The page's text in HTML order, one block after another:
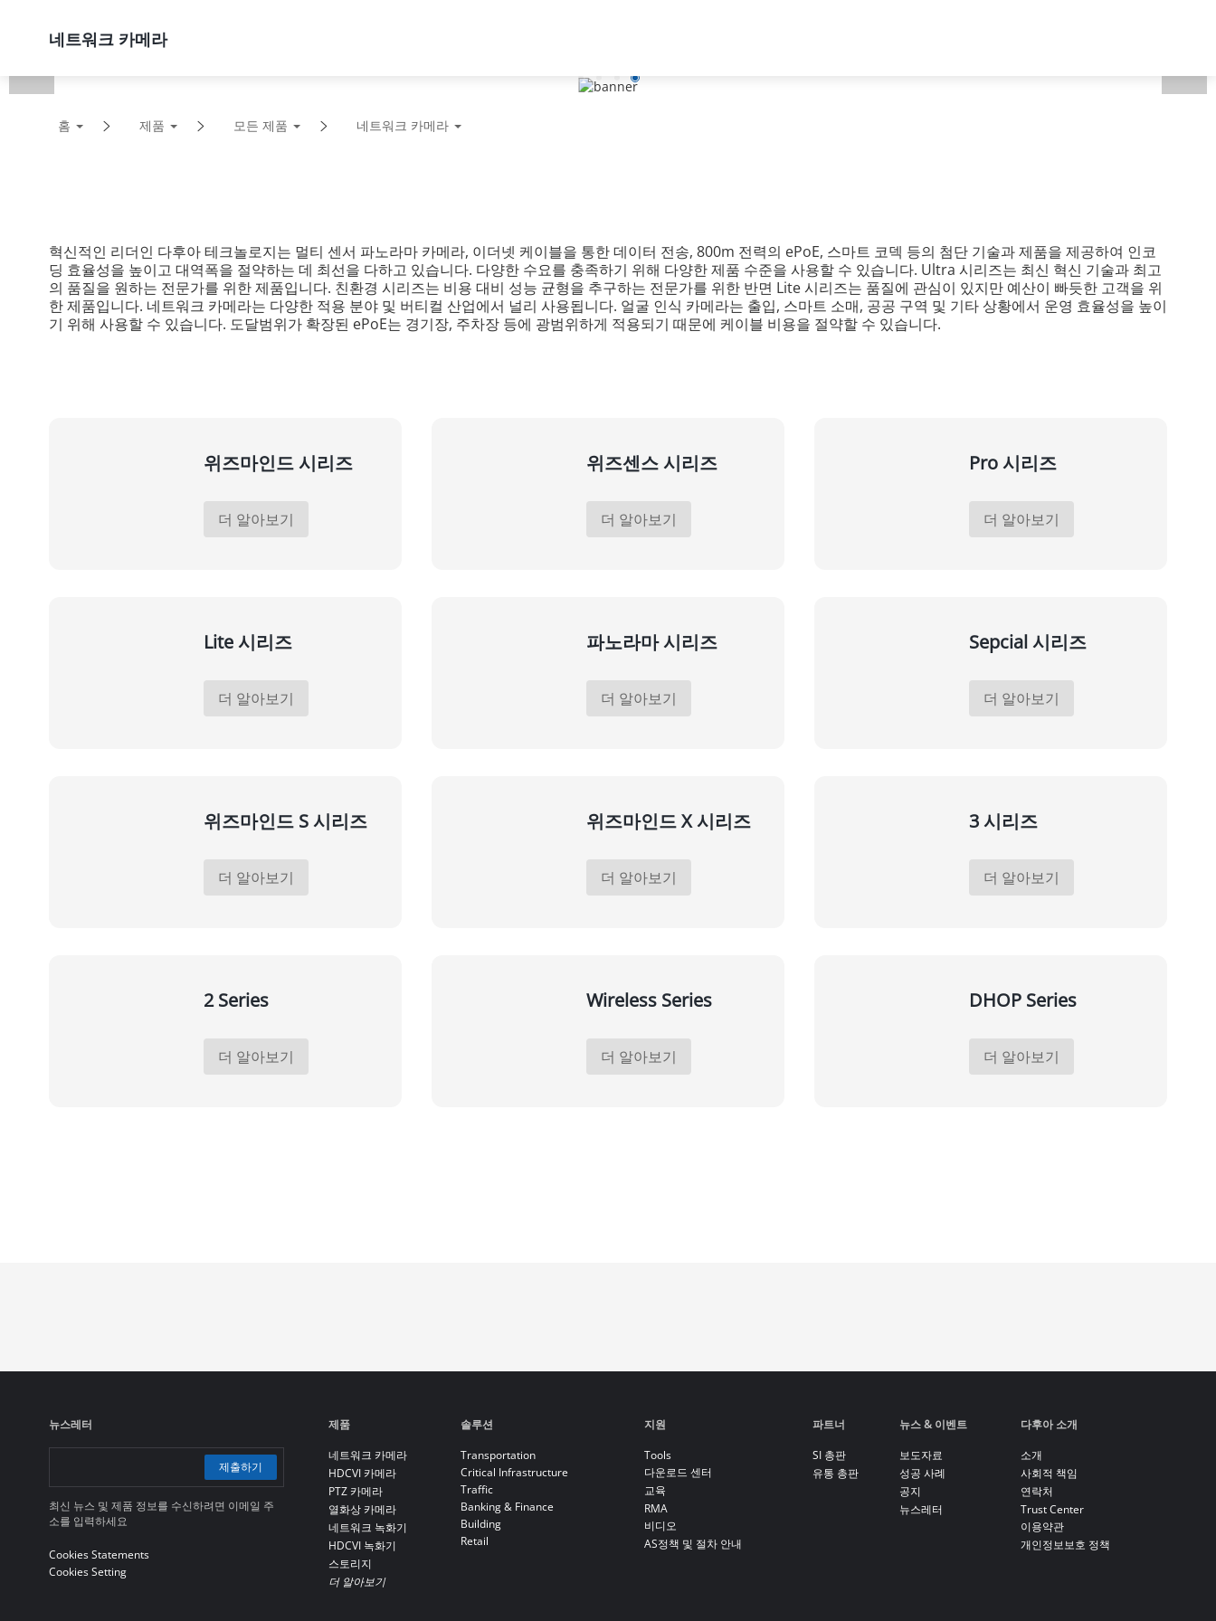
제품
홈 제품 모든 제품 네트워크 카메라
네트워크 카메라
혁신적인 리더인 다후아 테크놀로지는 멀티 센서 파노라마 카메라, 이더넷 케이블을 통한 데이터 전송, 800m 전력의 ePoE, 스마트 코덱 등의 첨단 기술과 제품을 제공하여 인코
딩 효율성을 높이고 대역폭을 절약하는 데 최선을 다하고 있습니다. 다양한 수요를 충족하기 위해 다양한 제품 수준을 사용할 수 있습니다. Ultra 시리즈는 최신 혁신 기술과 최고
의 품질을 원하는 전문가를 위한 제품입니다. 친환경 시리즈는 비용 대비 성능 균형을 추구하는 전문가를 위한 반면 Lite 시리즈는 품질에 관심이 있지만 예산이 빠듯한 고객을 위
한 제품입니다. 네트워크 카메라는 다양한 적용 분야 및 버티컬 산업에서 널리 사용됩니다. 얼굴 인식 카메라는 출입, 스마트 소매, 공공 구역 및 기타 상황에서 운영 효율성을 높이
기 위해 사용할 수 있습니다. 도달범위가 확장된 ePoE는 경기장, 주차장 등에 광범위하게 적용되기 때문에 케이블 비용을 절약할 수 있습니다.
위즈마인드 시리즈
더 알아보기
위즈센스 시리즈
더 알아보기
Pro 시리즈
더 알아보기
Lite 시리즈
더 알아보기
파노라마 시리즈
더 알아보기
Sepcial 시리즈
더 알아보기
위즈마인드 S 시리즈
더 알아보기
위즈마인드 X 시리즈
더 알아보기
3 시리즈
더 알아보기
2 Series
더 알아보기
Wireless Series
더 알아보기
DHOP Series
더 알아보기
뉴스레터
제출하기
최신 뉴스 및 제품 정보를 수신하려면 이메일 주
소를 입력하세요
Cookies Statements
Cookies Setting
제품
네트워크 카메라
HDCVI 카메라
PTZ 카메라
열화상 카메라
네트워크 녹화기
HDCVI 녹화기
스토리지
더 알아보기
솔루션
Transportation
Critical Infrastructure
Traffic
Banking & Finance
Building
Retail
지원
Tools
다운로드 센터
교육
RMA
비디오
AS정책 및 절차 안내
파트너
SI 총판
유통 총판
뉴스 & 이벤트
보도자료
성공 사례
공지
뉴스레터
다후아 소개
소개
사회적 책임
연락처
Trust Center
이용약관
개인정보보호 정책